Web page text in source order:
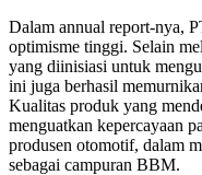
Dalam annual report-nya,
optimisme tinggi. Selain
yang diinisiasi untuk
ini juga berhasil
Kualitas produk yang
menguatkan kepercayaan
produsen otomotif, dalam
sebagai campuran BBM.